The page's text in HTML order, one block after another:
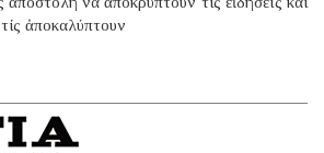
ἀποκαλύπτουν